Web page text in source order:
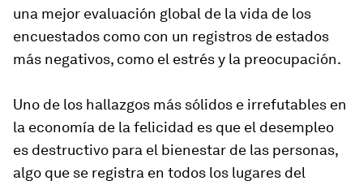
una mejor evaluación global de la vida de los
encuestados como con un registros de estados
más negativos, como el estrés y la preocupación.
Uno de los hallazgos más sólidos e irrefutables en
la economía de la felicidad es que el desempleo
es destructivo para el bienestar de las personas,
algo que se registra en todos los lugares del